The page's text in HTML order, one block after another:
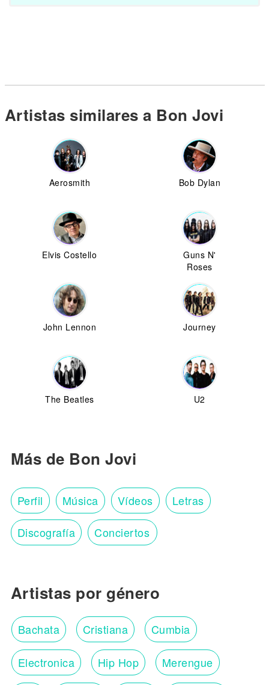
Artistas similares a Bon Jovi
Aerosmith Bob Dylan
Elvis Costello
Guns N'
Roses
John Lennon Journey
The Beatles U2
Más de Bon Jovi
Perfil Música Vídeos Letras
Discografía Conciertos
Artistas por género
Bachata Cristiana Cumbia
Electronica Hip Hop Merengue